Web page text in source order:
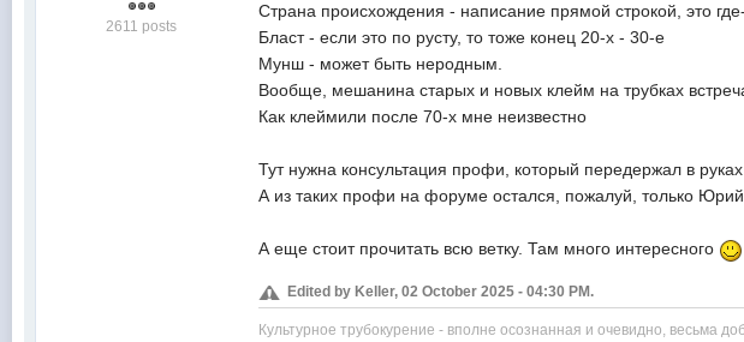
2611 posts
Страна происхождения - написание прямой строкой, это
Бласт - если это по русту, то тоже конец 20-х - 30-е
Мунш - может быть неродным.
Вообще, мешанина старых и новых клейм на трубках
Как клеймили после 70-х мне неизвестно
Тут нужна консультация профи, который передержал в руках
А из таких профи на форуме остался, пожалуй, только Юрий
А еще стоит прочитать всю ветку. Там много интересного
Edited by Keller, 02 October 2025 - 04:30 PM.
Культурное трубокурение - вполне осознанная и очевидно, весьма